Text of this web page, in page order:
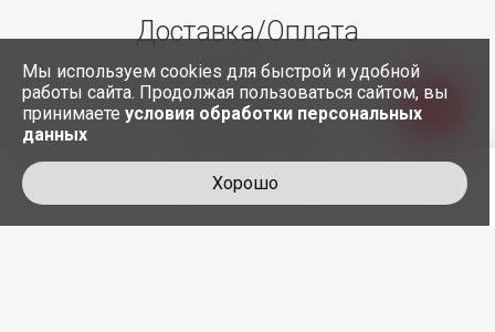
Доставка/Оплата
О нас
Мы используем cookies для быстрой и удобной
работы сайта. Продолжая пользоваться сайтом, вы
принимаете условия обработки персональных
данных
Хорошо